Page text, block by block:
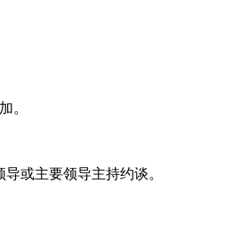
。
或主要领导主持约谈。